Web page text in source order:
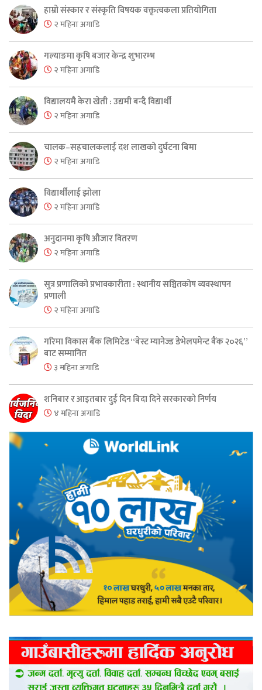
हाम्रो संस्कार र संस्कृति विषयक वक्तृत्वकला प्रतियोगिता
२ महिना अगाडि
गल्याङमा कृषि बजार केन्द्र शुभारम्भ
२ महिना अगाडि
विद्यालयमै केरा खेती : उद्यमी बन्दै विद्यार्थी
२ महिना अगाडि
चालक–सहचालकलाई दश लाखको दुर्घटना बिमा
२ महिना अगाडि
विद्यार्थीलाई झोला
२ महिना अगाडि
अनुदानमा कृषि औजार वितरण
२ महिना अगाडि
सुत्र प्रणालिको प्रभावकारीता : स्थानीय सञ्चितकोष व्यवस्थापन
प्रणाली
२ महिना अगाडि
गरिमा विकास बैंक लिमिटेड “बेस्ट म्यानेज्ड डेभेलपमेन्ट बैंक २०२६”
बाट सम्मानित
३ महिना अगाडि
शनिबार र आइतबार दुई दिन बिदा दिने सरकारको निर्णय
४ महिना अगाडि